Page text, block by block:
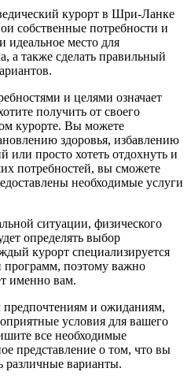
курорт в Шри-Ланке
собственные потребности и
место для
а также сделать правильный
и целями означает
получить от своего
курорте. Вы можете
здоровья, избавлению
или просто хотеть отдохнуть и
потребностей, вы сможете
необходимые услуги
ситуации, физического
определять выбор
курорт специализируется
программ, поэтому важно
именно вам.
предпочтениям и ожиданиям,
условия для вашего
все необходимые
представление о том, что вы
различные варианты.